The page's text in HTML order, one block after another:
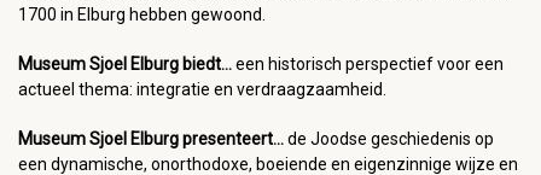
1700 in Elburg hebben gewoond.
Museum Sjoel Elburg biedt...een historisch perspectief voor een
actueel thema: integratie en verdraagzaamheid.
Museum Sjoel Elburg presenteert...de Joodse geschiedenis op
een dynamische, onorthodoxe, boeiende en eigenzinnige wijze en